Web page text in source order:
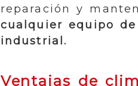
reparación y
cualquier equipo
industrial.
Ventajas de